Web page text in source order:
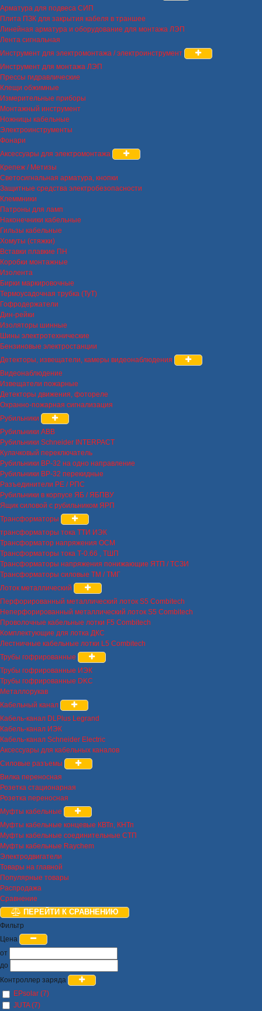
Арматура для подвеса СИП
Плита ПЗК для закрытия кабеля в траншее
Линейная арматура и оборудование для монтажа ЛЭП
Лента сигнальная
Инструмент для электромонтажа / электроинструмент
Инструмент для монтажа ЛЭП
Прессы гидравлические
Клещи обжимные
Измерительные приборы
Монтажный инструмент
Ножницы кабельные
Электроинструменты
Фонари
Аксессуары для электромонтажа
Крепеж / Метизы
Светосигнальная арматура, кнопки
Защитные средства электробезопасности
Клеммники
Патроны для ламп
Наконечники кабельные
Гильзы кабельные
Хомуты (стяжки)
Вставки плавкие ПН
Коробки монтажные
Изолента
Бирки маркировочные
Термоусадочная трубка (ТуТ)
Гофродержатели
Дин-рейки
Изоляторы шинные
Шины электротехнические
Бензиновые электростанции
Детекторы, извещатели, камеры видеонаблюдения
Видеонаблюдение
Извещатели пожарные
Детекторы движения, фотореле
Охранно-пожарная сигнализация
Рубильники
Рубильники ABB
Рубильники Schneider INTERPACT
Кулачковый переключатель
Рубильники ВР-32 на одно направление
Рубильники ВР-32 перекидные
Разъединители РЕ / РПС
Рубильники в корпусе ЯБ / ЯБПВУ
Ящик силовой с рубильником ЯРП
Трансформаторы
трансформаторы тока ТТИ ИЭК
Трансформатор напряжения ОСМ
Трансформаторы тока Т-0.66 , ТШП
Трансформаторы напряжения понижающие ЯТП / ТСЗИ
Трансформаторы силовые ТМ / ТМГ
Лоток металлический
Перфорированный металлический лоток S5 Combitech
Неперфорированный металлический лоток S5 Combitech
Проволочные кабельные лотки F5 Combitech
Комплектующие для лотка ДКС
Лестничные кабельные лотки L5 Combitech
Трубы гофрированные
Трубы гофрированные ИЭК
Трубы гофрированные DKC
Металлорукав
Кабельный канал
Кабель-канал DLPlus Legrand
Кабель-канал ИЭК
Кабель-канал Schneider Electric
Аксессуары для кабельных каналов
Силовые разъемы
Вилка переносная
Розетка стационарная
Розетка переносная
Муфты кабельные
Муфты кабельные концевые КВТп, КНТп
Муфты кабельные соединительные СТП
Муфты кабельные Raychem
Электродвигатели
Товары на главной
Популярные товары
Распродажа
Сравнение
ПЕРЕЙТИ К СРАВНЕНИЮ
Фильтр
Цена
от
до
Контроллер заряда
EPsolar (7)
JUTA (7)